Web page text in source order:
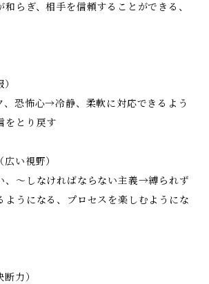
らぎ、相手を信頼することができる、
、恐怖心→冷静、柔軟に対応できるよう
をとり戻す
い視野）
、～しなければならない主義→縛られず
ようになる、プロセスを楽しむようにな
力）